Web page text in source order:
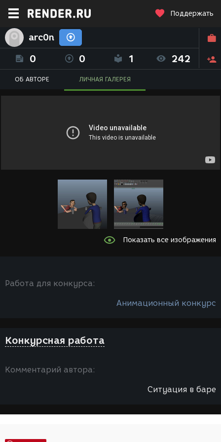
Поддержать
arc0n
0 0 1 242
ОБ АВТОРЕ ЛИЧНАЯ ГАЛЕРЕЯ
Показать все изображения
Работа для конкурса:
Анимационный конкурс
Конкурсная работа
Комментарий автора:
Ситуация в баре